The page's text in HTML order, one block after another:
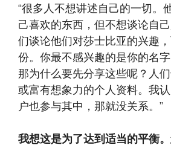
“很多人不想讲述自己的一切。
己喜欢的东西，但不想谈论自
们谈论他们对莎士比亚的兴趣
份。你最不感兴趣的是你的名字
那为什么要先分享这些呢？人
或富有想象力的个人资料。我
户也参与其中，那就没关系。”
我想这是为了达到适当的平衡